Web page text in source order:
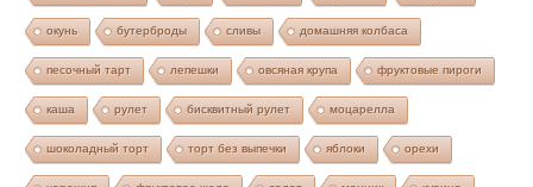
окунь бутерброды сливы домашняя колбаса
песочный тарт лепешки овсяная крупа фруктовые пироги
каша рулет бисквитный рулет моцарелла
шоколадный торт торт без выпечки яблоки орехи